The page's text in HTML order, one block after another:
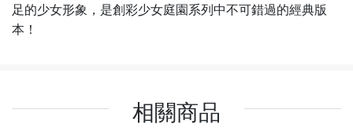
足的少女形象，是創彩少女庭園系列中不可錯過的經典版
本！
相關商品